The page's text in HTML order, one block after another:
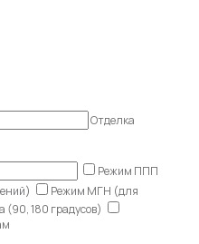
Отделка
Режим ППП
Режим МГН (для
(90, 180 градусов)